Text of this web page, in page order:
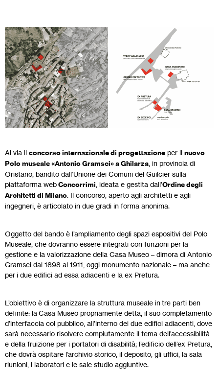
Al via il concorso internazionale di progettazione per il nuovo
Polo museale «Antonio Gramsci» a Ghilarza, in provincia di
Oristano, bandito dall’Unione dei Comuni del Guilcier sulla
piattaforma webConcorrimi, ideata e gestita dall’Ordine degli
Architetti di Milano. Il concorso, aperto agli architetti e agli
ingegneri, è articolato in due gradi in forma anonima.
Oggetto del bando è l’ampliamento degli spazi espositivi del Polo
Museale, che dovranno essere integrati con funzioni per la
gestione e la valorizzazione della Casa Museo – dimora di Antonio
Gramsci dal 1898 al 1911, oggi monumento nazionale – ma anche
per i due edifici ad essa adiacenti e la ex Pretura.
L’obiettivo è di organizzare la struttura museale in tre parti ben
definite: la Casa Museo propriamente detta; il suo completamento
d’interfaccia col pubblico, all’interno dei due edifici adiacenti, dove
sarà necessario risolvere compiutamente il tema dell’accessibilità
e della fruizione per i portatori di disabilità; l’edificio dell’ex Pretura,
che dovrà ospitare l’archivio storico, il deposito, gli uffici, la sala
riunioni, i laboratori e le sale studio aggiuntive.